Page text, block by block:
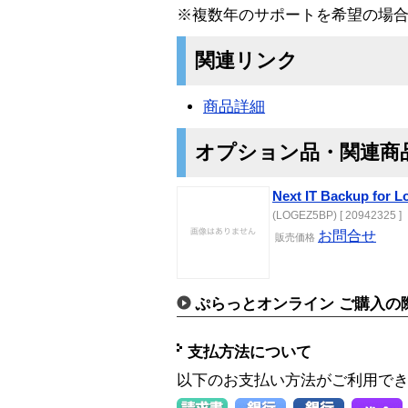
※複数年のサポートを希望の場
関連リンク
商品詳細
オプション品・関連商
Next IT Backup for
(LOGEZ5BP) [ 20942325 ]
販売価格 お問合せ
ぷらっとオンライン ご購入の
支払方法について
以下のお支払い方法がご利用で